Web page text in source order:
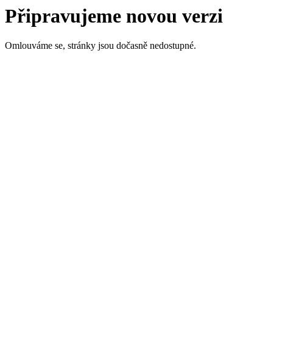
Připravujeme novou verzi
Omlouváme se, stránky jsou dočasně nedostupné.